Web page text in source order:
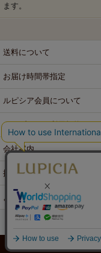
ます。
送料について
お届け時間帯指定
ルピシア会員について
ウェブサイト利用規約
会社案内
採用情報
よくある質問